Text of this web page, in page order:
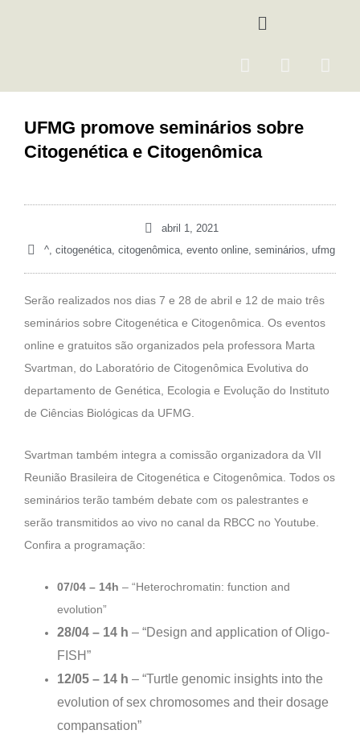
Menu
F
e
b
o
I
t
a
m
Y
UFMG promove seminários sobre
Citogenética e Citogenômica
abril 1, 2021
^, citogenética, citogenômica, evento online, seminários, ufmg
Serão realizados nos dias 7 e 28 de abril e 12 de maio três
seminários sobre Citogenética e Citogenômica. Os eventos
online e gratuitos são organizados pela professora Marta
Svartman, do Laboratório de Citogenômica Evolutiva do
departamento de Genética, Ecologia e Evolução do Instituto
de Ciências Biológicas da UFMG.
Svartman também integra a comissão organizadora da VII
Reunião Brasileira de Citogenética e Citogenômica. Todos os
seminários terão também debate com os palestrantes e
serão transmitidos ao vivo no canal da RBCC no Youtube.
Confira a programação:
07/04 – 14h – “Heterochromatin: function and
evolution”
28/04 – 14 h – “Design and application of Oligo-
FISH”
12/05 – 14 h – “Turtle genomic insights into the
evolution of sex chromosomes and their dosage
compansation”